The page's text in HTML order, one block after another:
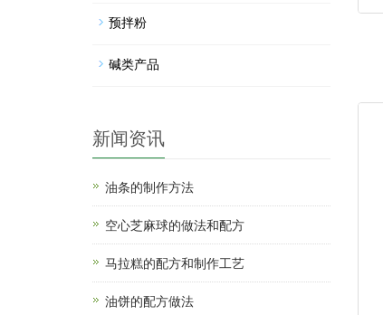
预拌粉
碱类产品
新闻资讯
油条的制作方法
空心芝麻球的做法和配方
马拉糕的配方和制作工艺
油饼的配方做法